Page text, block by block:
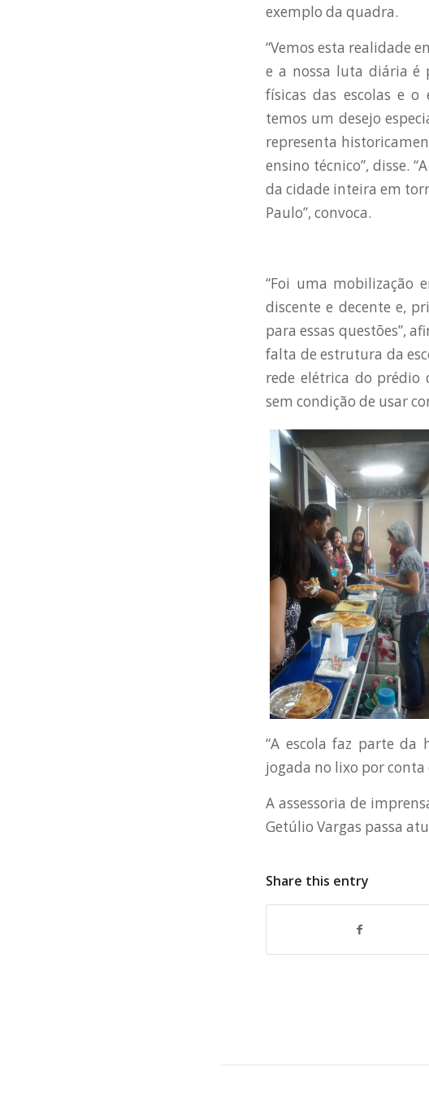
exemplo da quadra.
“Vemos esta realidade
e a nossa luta diária é
físicas das escolas e o
temos um desejo
representa
ensino técnico”, disse.
da cidade inteira em
Paulo”, convoca.
“Foi uma mobilização
discente e decente e,
para essas questões”,
falta de estrutura da
rede elétrica do prédio
sem condição de usar
“A escola faz parte
jogada no lixo por conta
A assessoria de
Getúlio Vargas passa
Share this entry